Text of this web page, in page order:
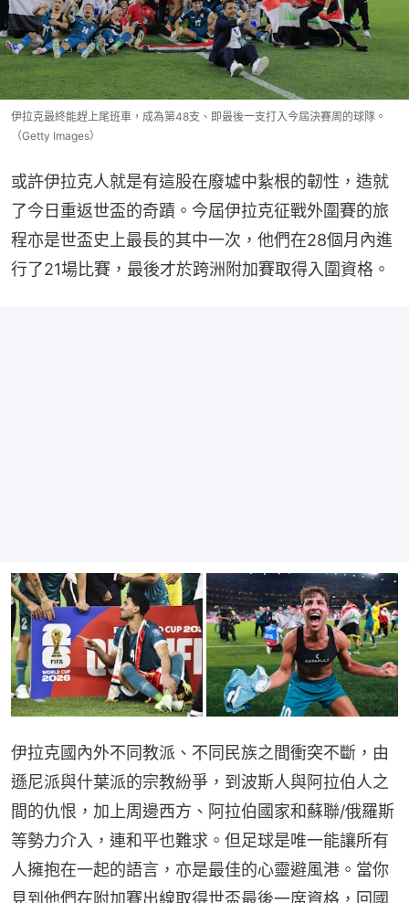
伊拉克最終能趕上尾班車，成為第48支、即最後一支打入今屆決賽周的球隊。
（Getty Images）
或許伊拉克人就是有這股在廢墟中紥根的韌性，造就
了今日重返世盃的奇蹟。今屆伊拉克征戰外圍賽的旅
程亦是世盃史上最長的其中一次，他們在28個月內進
行了21場比賽，最後才於跨洲附加賽取得入圍資格。
伊拉克國內外不同教派、不同民族之間衝突不斷，由
遜尼派與什葉派的宗教紛爭，到波斯人與阿拉伯人之
間的仇恨，加上周邊西方、阿拉伯國家和蘇聯/俄羅斯
等勢力介入，連和平也難求。但足球是唯一能讓所有
人擁抱在一起的語言，亦是最佳的心靈避風港。當你
見到他們在附加賽出線取得世盃最後一席資格，回國